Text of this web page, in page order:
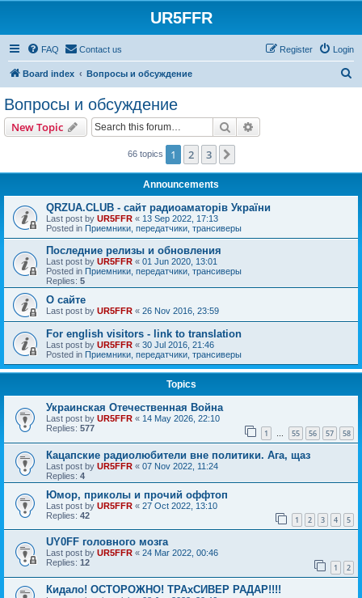
UR5FFR
FAQ Contact us Login
Register
Board index Вопросы и обсуждение
Вопросы и обсуждение
New Topic Search
66 topics 1 2 3
Announcements
QRZUA.CLUB - сайт радиоаматорів України
Last post by UR5FFR « 13 Sep 2022, 17:13
Posted in Приемники, передатчики, трансиверы
Последние релизы и обновления
Last post by UR5FFR « 01 Jun 2020, 13:01
Posted in Приемники, передатчики, трансиверы
Replies: 5
О сайте
Last post by UR5FFR « 26 Nov 2016, 23:59
For english visitors - link to translation
Last post by UR5FFR « 30 Jul 2016, 21:46
Posted in Приемники, передатчики, трансиверы
Topics
Украинская Отечественная Война
Last post by UR5FFR « 14 May 2026, 22:10
Replies: 577 1 … 55 56 57 58
Кацапские радиолюбители вне политики. Ага, щаз
Last post by UR5FFR « 07 Nov 2022, 11:24
Replies: 4
Юмор, приколы и прочий оффтоп
Last post by UR5FFR « 27 Oct 2022, 13:10
Replies: 42 1 2 3 4 5
UY0FF головного мозга
Last post by UR5FFR « 24 Mar 2022, 00:46
Replies: 12 1 2
Кидало! ОСТОРОЖНО! ТРАхСИВЕР РАДАР!!!!